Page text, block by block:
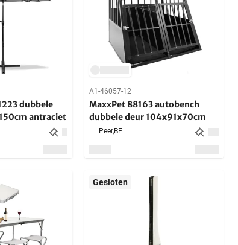
dubbele
antraciet
A1-46057-12
MaxxPet 88163 autobench
dubbele deur 104x91x70cm
Peer,BE
Gesloten